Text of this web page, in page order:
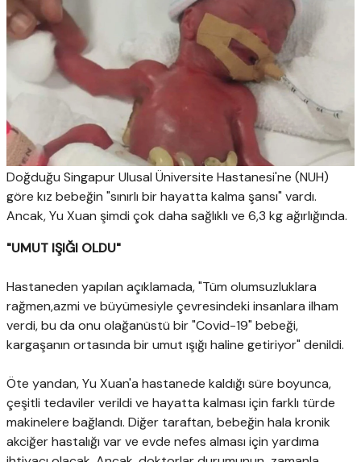
Doğduğu Singapur Ulusal Üniversite Hastanesi'ne (NUH)
göre kız bebeğin "sınırlı bir hayatta kalma şansı" vardı.
Ancak, Yu Xuan şimdi çok daha sağlıklı ve 6,3 kg ağırlığında.
"UMUT IŞIĞI OLDU"
Hastaneden yapılan açıklamada, "Tüm olumsuzluklara
rağmen,azmi ve büyümesiyle çevresindeki insanlara ilham
verdi, bu da onu olağanüstü bir "Covid-19" bebeği,
kargaşanın ortasında bir umut ışığı haline getiriyor" denildi.
Öte yandan, Yu Xuan'a hastanede kaldığı süre boyunca,
çeşitli tedaviler verildi ve hayatta kalması için farklı türde
makinelere bağlandı. Diğer taraftan, bebeğin hala kronik
akciğer hastalığı var ve evde nefes alması için yardıma